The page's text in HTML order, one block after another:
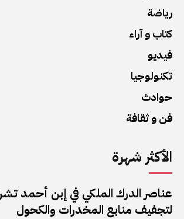
رياضة
كتاب و آراء
فيديو
تكنولوجيا
حوادث
فن و ثقافة
الأكثر شهرة
عناصر الدرك الملكي في إبن أحمد
لتجفيف منابع المخدرات والكحول